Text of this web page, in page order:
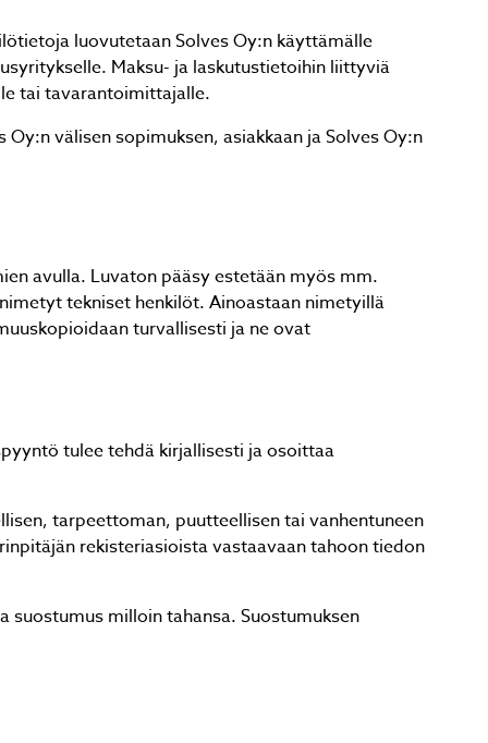
luovutetaan Solves Oy:n käyttämälle
Maksu- ja laskutustietoihin liittyviä
tai tavarantoimittajalle.
välisen sopimuksen, asiakkaan ja Solves Oy:n
avulla. Luvaton pääsy estetään myös mm.
tekniset henkilöt. Ainoastaan nimetyillä
turvallisesti ja ne ovat
tulee tehdä kirjallisesti ja osoittaa
tarpeettoman, puutteellisen tai vanhentuneen
rekisteriasioista vastaavaan tahoon tiedon
milloin tahansa. Suostumuksen